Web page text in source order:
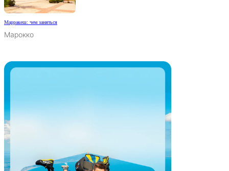
Марракеш: чем заняться
Марокко